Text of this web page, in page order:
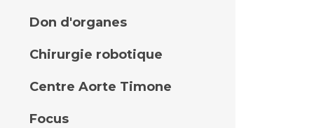
Don d'organes
Chirurgie robotique
Centre Aorte Timone
Focus